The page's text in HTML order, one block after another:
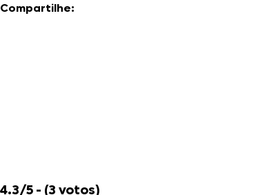
Compartilhe:
4.3/5 - (3 votos)